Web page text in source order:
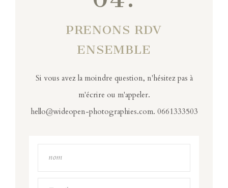
PRENONS RDV
ENSEMBLE
Si vous avez la moindre question, n'hésitez pas à
m'écrire ou m'appeler.
hello@wideopen-photographies.com. 0661333503